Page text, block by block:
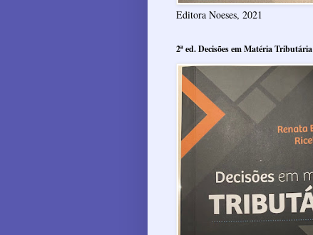
Editora Noeses, 2021
2ª ed. Decisões em Matéria Tributária